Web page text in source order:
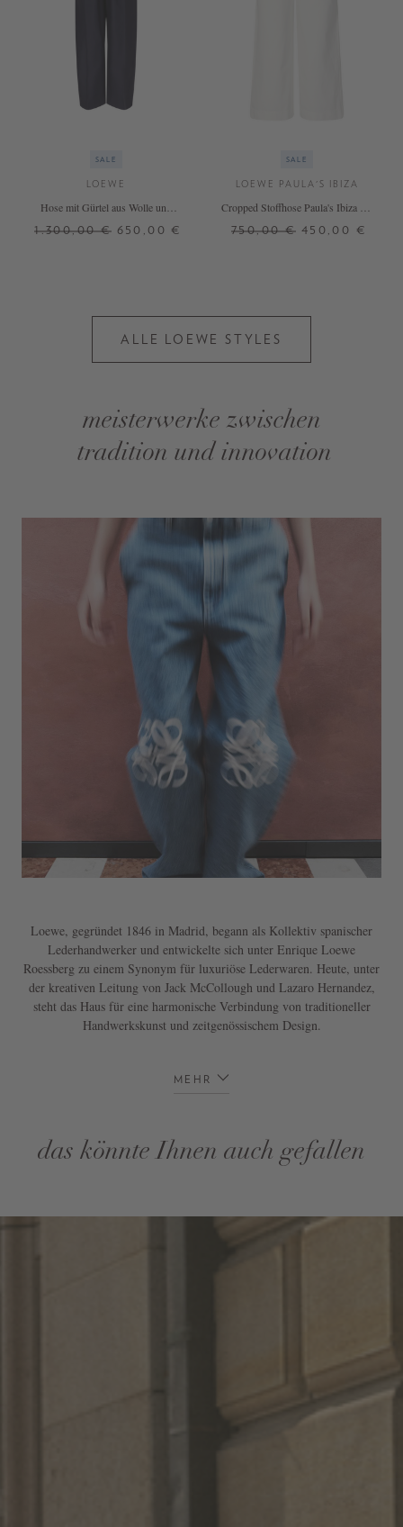
SALE
LOEWE
Hose mit Gürtel aus Wolle und
1.300,00 € 650,00 €
SALE
LOEWE PAULA'S IBIZA
Cropped Stoffhose Paula's Ibiza mit
750,00 € 450,00 €
ALLE LOEWE STYLES
meisterwerke zwischen
tradition und innovation
Loewe, gegründet 1846 in Madrid, begann als Kollektiv spanischer
Lederhandwerker und entwickelte sich unter Enrique Loewe
Roessberg zu einem Synonym für luxuriöse Lederwaren. Heute, unter
der kreativen Leitung von Jack McCollough und Lazaro Hernandez,
steht das Haus für eine harmonische Verbindung von traditioneller
Handwerkskunst und zeitgenössischem Design.
MEHR
das könnte Ihnen auch gefallen